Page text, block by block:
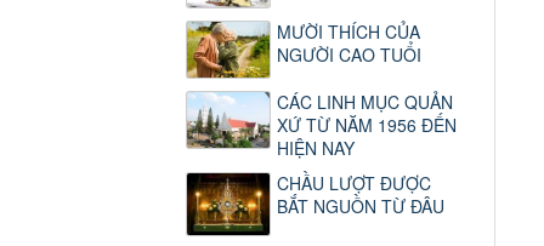
MƯỜI THÍCH CỦA
NGƯỜI CAO TUỔI
CÁC LINH MỤC QUẢN
XỨ TỪ NĂM 1956 ĐẾN
HIỆN NAY
CHẦU LƯỢT ĐƯỢC
BẮT NGUỒN TỪ ĐÂU